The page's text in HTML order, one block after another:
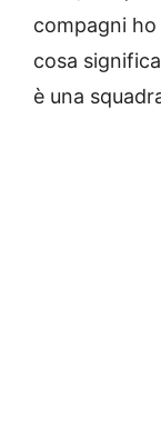
compagni
cosa
è una